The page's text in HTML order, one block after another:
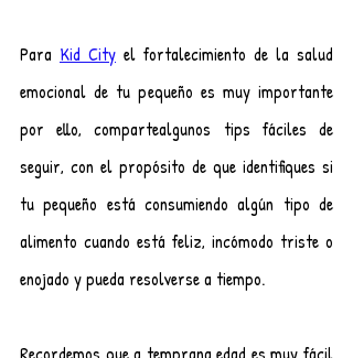
Para Kid City el fortalecimiento de la salud
emocional de tu pequeño es muy importante
por ello, compartealgunos tips fáciles de
seguir, con el propósito de que identifiques si
tu pequeño está consumiendo algún tipo de
alimento cuando está feliz, incómodo triste o
enojado y pueda resolverse a tiempo.